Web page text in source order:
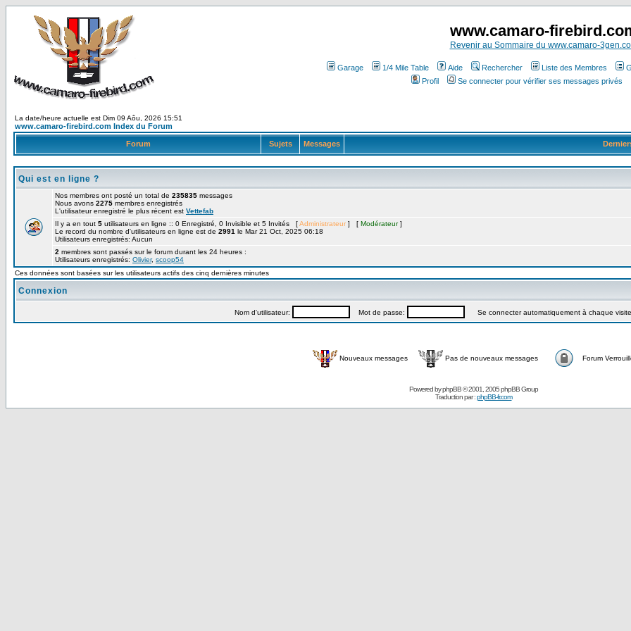
www.camaro-
Revenir au Sommaire du www.camaro-
Garage 1/4 Mile Table Aide Rechercher Liste des Membres
Profil
Se connecter pour vérifier ses messages privés
La date/heure actuelle est Dim 09 Aôu, 2026 15:51
www.camaro-firebird.com Index du Forum
Forum Sujets Messages
Qui est en ligne ?
Nos membres ont posté un total de 235835 messages
Nous avons 2275 membres enregistrés
L'utilisateur enregistré le plus récent est Vettefab
Il y a en tout 5 utilisateurs en ligne :: 0 Enregistré, 0 Invisible et 5 Invités [Administrateur ] [ Modérateur]
Le record du nombre d'utilisateurs en ligne est de 2991 le Mar 21 Oct, 2025 06:18
Utilisateurs enregistrés: Aucun
2 membres sont passés sur le forum durant les 24 heures :
Utilisateurs enregistrés: Olivier, scoop54
Ces données sont basées sur les utilisateurs actifs des cinq dernières minutes
Connexion
Nom d'utilisateur: Mot de passe: Se connecter automatiquement à chaque
Nouveaux messages Pas de nouveaux messages Forum
Powered byphpBB© 2001, 2005 phpBB Group
Traduction par :phpBB-fr.com